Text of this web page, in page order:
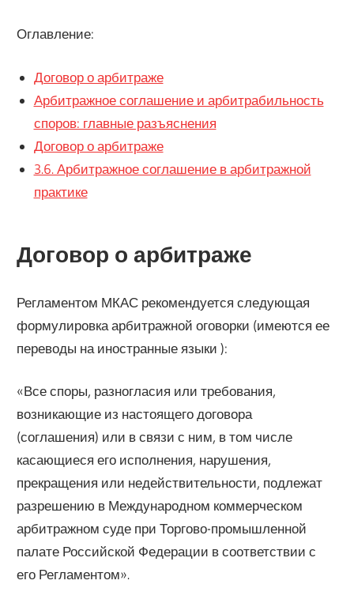
Оглавление:
Договор о арбитраже
Арбитражное соглашение и арбитрабильность
споров: главные разъяснения
Договор о арбитраже
3.6. Арбитражное соглашение в арбитражной
практике
Договор о арбитраже
Регламентом МКАС рекомендуется следующая
формулировка арбитражной оговорки (имеются ее
переводы на иностранные языки ):
«Все споры, разногласия или требования,
возникающие из настоящего договора
(соглашения) или в связи с ним, в том числе
касающиеся его исполнения, нарушения,
прекращения или недействительности, подлежат
разрешению в Международном коммерческом
арбитражном суде при Торгово-промышленной
палате Российской Федерации в соответствии с
его Регламентом».